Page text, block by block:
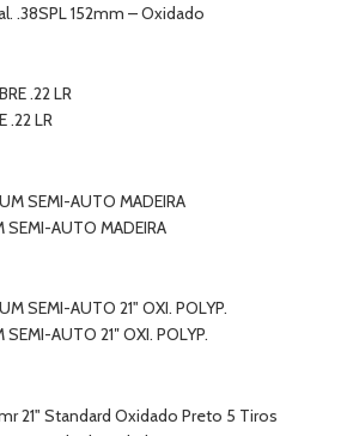
.38SPL 152mm – Oxidado
.22 LR
SEMI-AUTO MADEIRA
SEMI-AUTO 21″ OXI. POLYP.